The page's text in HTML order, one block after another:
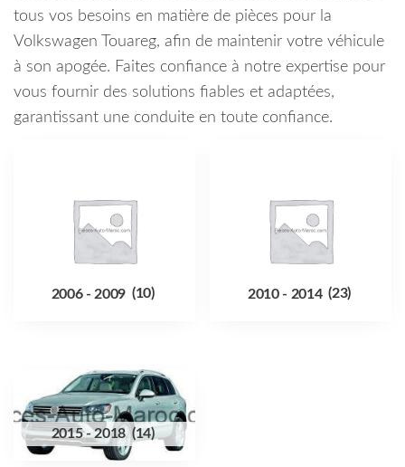
tous vos besoins en matière de pièces pour la
Volkswagen Touareg, afin de maintenir votre véhicule
à son apogée. Faites confiance à notre expertise pour
vous fournir des solutions fiables et adaptées,
garantissant une conduite en toute confiance.
2006 - 2009 (10) 2010 - 2014 (23)
2015 - 2018 (14)